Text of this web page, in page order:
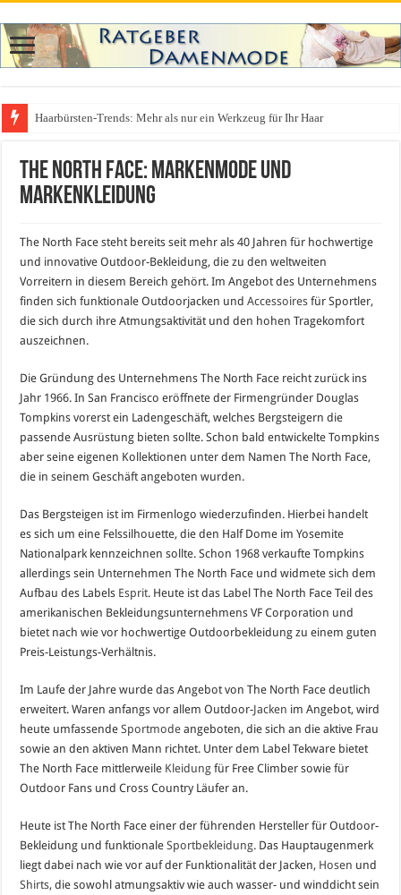
Haarbürsten-Trends: Mehr als nur ein Werkzeug für Ihr Haar
Was zieht man auf ein Festival an? Dein ultimativer Styleguide für die
The North Face: Markenmode und
Markenkleidung
The North Face steht bereits seit mehr als 40 Jahren für hochwertige
und innovative Outdoor-Bekleidung, die zu den weltweiten
Vorreitern in diesem Bereich gehört. Im Angebot des Unternehmens
finden sich funktionale Outdoorjacken undAccessoires für Sportler,
die sich durch ihre Atmungsaktivität und den hohen Tragekomfort
auszeichnen.
Die Gründung des Unternehmens The North Face reicht zurück ins
Jahr 1966. In San Francisco eröffnete der Firmengründer Douglas
Tompkins vorerst ein Ladengeschäft, welches Bergsteigern die
passende Ausrüstung bieten sollte. Schon bald entwickelte Tompkins
aber seine eigenen Kollektionen unter dem Namen The North Face,
die in seinem Geschäft angeboten wurden.
Das Bergsteigen ist im Firmenlogo wiederzufinden. Hierbei handelt
es sich um eine Felssilhouette, die den Half Dome im Yosemite
Nationalpark kennzeichnen sollte. Schon 1968 verkaufte Tompkins
allerdings sein Unternehmen The North Face und widmete sich dem
Aufbau des Labels Esprit. Heute ist das Label The North Face Teil des
amerikanischen Bekleidungsunternehmens VF Corporation und
bietet nach wie vor hochwertige Outdoorbekleidung zu einem guten
Preis-Leistungs-Verhältnis.
Im Laufe der Jahre wurde das Angebot von The North Face deutlich
erweitert. Waren anfangs vor allem Outdoor-Jacken im Angebot, wird
heute umfassendeSportmode angeboten, die sich an die aktive Frau
sowie an den aktiven Mann richtet. Unter dem Label Tekware bietet
The North Face mittlerweile Kleidung für Free Climber sowie für
Outdoor Fans und Cross Country Läufer an.
Heute ist The North Face einer der führenden Hersteller für Outdoor-
Bekleidung und funktionaleSportbekleidung. Das Hauptaugenmerk
liegt dabei nach wie vor auf der Funktionalität der Jacken, Hosen und
Shirts, die sowohl atmungsaktiv wie auch wasser- und winddicht sein